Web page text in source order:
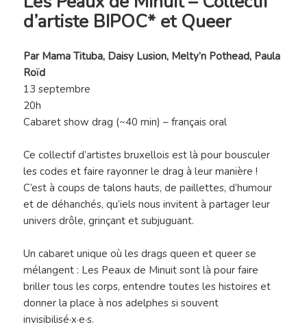
d’artiste BIPOC* et Queer
Par Mama Tituba, Daisy Lusion, Melty’n Pothead, Paula
Roïd
13 septembre
20h
Cabaret show drag (~40 min) – français oral
Ce collectif d’artistes bruxellois est là pour bousculer
les codes et faire rayonner le drag à leur manière !
C’est à coups de talons hauts, de paillettes, d’humour
et de déhanchés, qu’iels nous invitent à partager leur
univers drôle, grinçant et subjuguant.
Un cabaret unique où les drags queen et queer se
mélangent : Les Peaux de Minuit sont là pour faire
briller tous les corps, entendre toutes les histoires et
donner la place à nos adelphes si souvent
invisibilisé·x·e·s.